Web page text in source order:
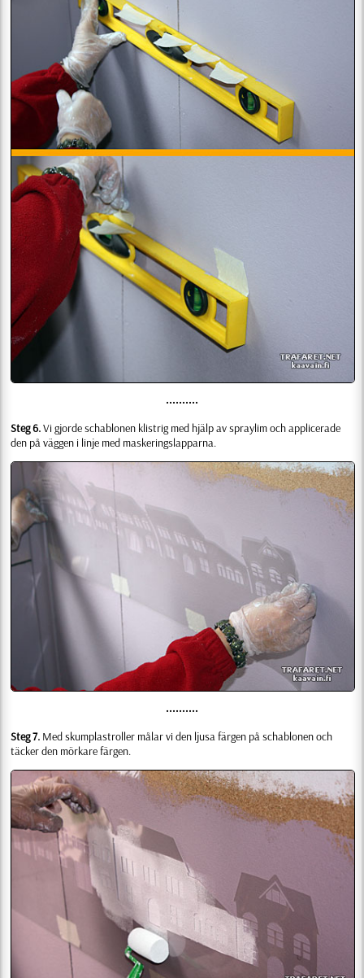
••••••••••
Steg 6.Vi gjorde schablonen klistrig med hjälp av spraylim och applicerade
den på väggen i linje med maskeringslapparna.
••••••••••
Steg 7. Med skumplastroller målar vi den ljusa färgen på schablonen och
täcker den mörkare färgen.